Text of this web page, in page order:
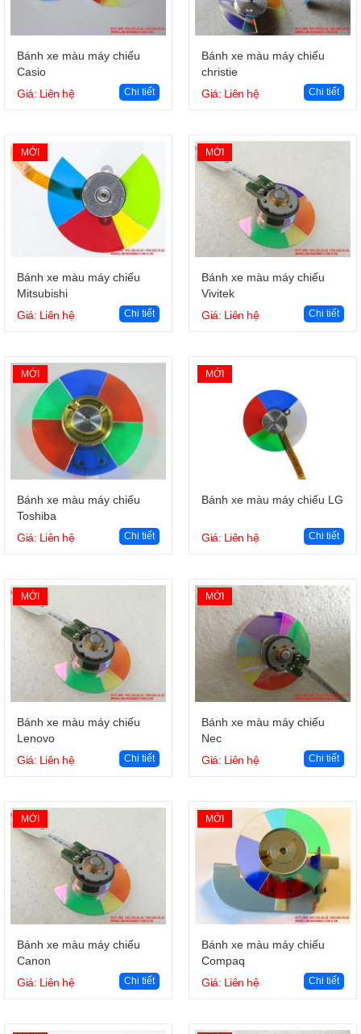
Giỏ hàng
Bánh xe màu máy chiếu
Casio
Giá: Liên hệ
Chi tiết
Giỏ hàng
Bánh xe màu máy chiếu
christie
Giá: Liên hệ
Chi tiết
MỚI
Giỏ hàng
Bánh xe màu máy chiếu
Mitsubishi
Giá: Liên hệ
Chi tiết
MỚI
Giỏ hàng
Bánh xe màu máy chiếu
Vivitek
Giá: Liên hệ
Chi tiết
MỚI
Giỏ hàng
Bánh xe màu máy chiếu
Toshiba
Giá: Liên hệ
Chi tiết
MỚI
Giỏ hàng
Bánh xe màu máy chiếu LG
Giá: Liên hệ Chi tiết
MỚI
Giỏ hàng
Bánh xe màu máy chiếu
Lenovo
Giá: Liên hệ
Chi tiết
MỚI
Giỏ hàng
Bánh xe màu máy chiếu
Nec
Giá: Liên hệ
Chi tiết
MỚI
Giỏ hàng
Bánh xe màu máy chiếu
Canon
Giá: Liên hệ
Chi tiết
MỚI
Giỏ hàng
Bánh xe màu máy chiếu
Compaq
Giá: Liên hệ
Chi tiết